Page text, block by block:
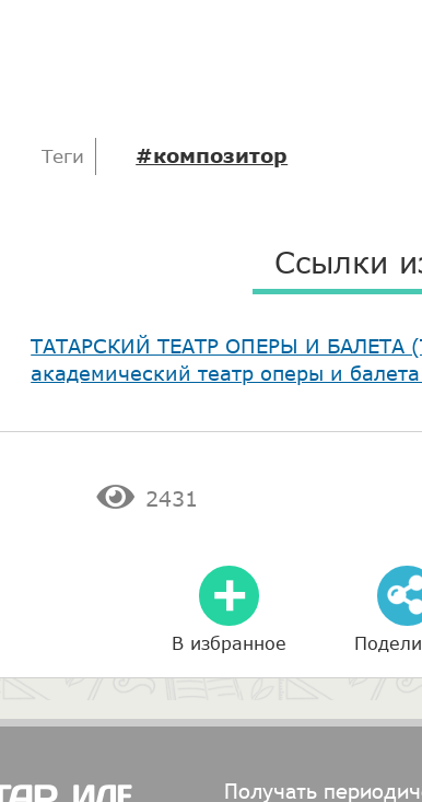
Теги #композитор
Ссылки
​ТАТАРСКИЙ ТЕАТР ОПЕРЫ И БАЛЕТА
академический театр оперы и
2431
В избранное
Получать